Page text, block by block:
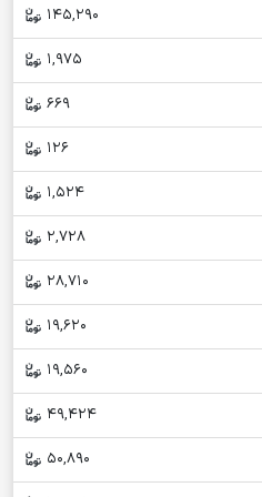
145,290
1,975
669
126
1,524
2,728
28,710
19,620
19,560
49,424
50,890